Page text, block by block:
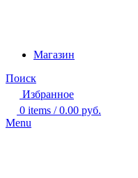
Магазин
Поиск
Избранное
0 items / 0.00 руб.
Menu